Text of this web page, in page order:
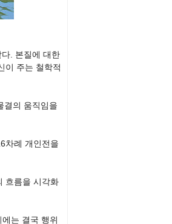
다. 본질에 대한
이 주는 철학적
결의 움직임을
차례 개인전을
흐름을 시각화
는 결국 행위